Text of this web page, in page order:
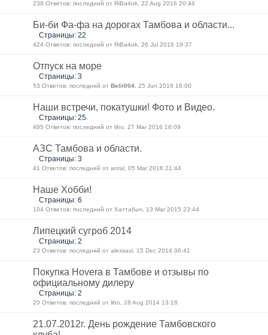
238 Ответов: последний от RiBa4ok, 22 Aug 2016 20:44
Би-би Фа-фа на дорогах Тамбова и области...
Страницы: 22
424 Ответов: последний от RiBa4ok, 26 Jul 2016 19:37
Отпуск на море
Страницы: 3
53 Ответов: последний от Belii004 , 25 Jun 2016 16:00
Наши встречи, покатушки! Фото и Видео.
Страницы: 25
485 Ответов: последний от liho, 27 Mar 2016 16:09
АЗС Тамбова и области.
Страницы: 3
41 Ответов: последний от antal, 05 Mar 2016 21:44
Наше Хобби!
Страницы: 6
104 Ответов: последний от Хаттабыч, 13 Mar 2015 23:44
Липецкий сугроб 2014
Страницы: 2
23 Ответов: последний от alexsavi, 15 Dec 2014 06:41
Покупка Hovera в Тамбове и отзывы по
официальному дилеру
Страницы: 2
20 Ответов: последний от liho, 28 Aug 2014 13:18
21.07.2012г. День рождение Тамбовского